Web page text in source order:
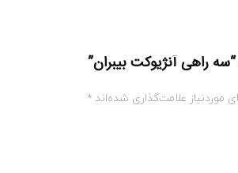
راهی آنژیوکت بیبران”
علامت‌گذاری شده‌اند *